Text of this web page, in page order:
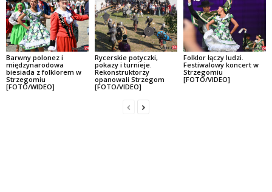
Barwny polonez i
międzynarodowa
biesiada z folklorem w
Strzegomiu
[FOTO/WIDEO]
Rycerskie potyczki,
pokazy i turnieje.
Rekonstruktorzy
opanowali Strzegom
[FOTO/VIDEO]
Folklor łączy ludzi.
Festiwalowy koncert w
Strzegomiu
[FOTO/VIDEO]